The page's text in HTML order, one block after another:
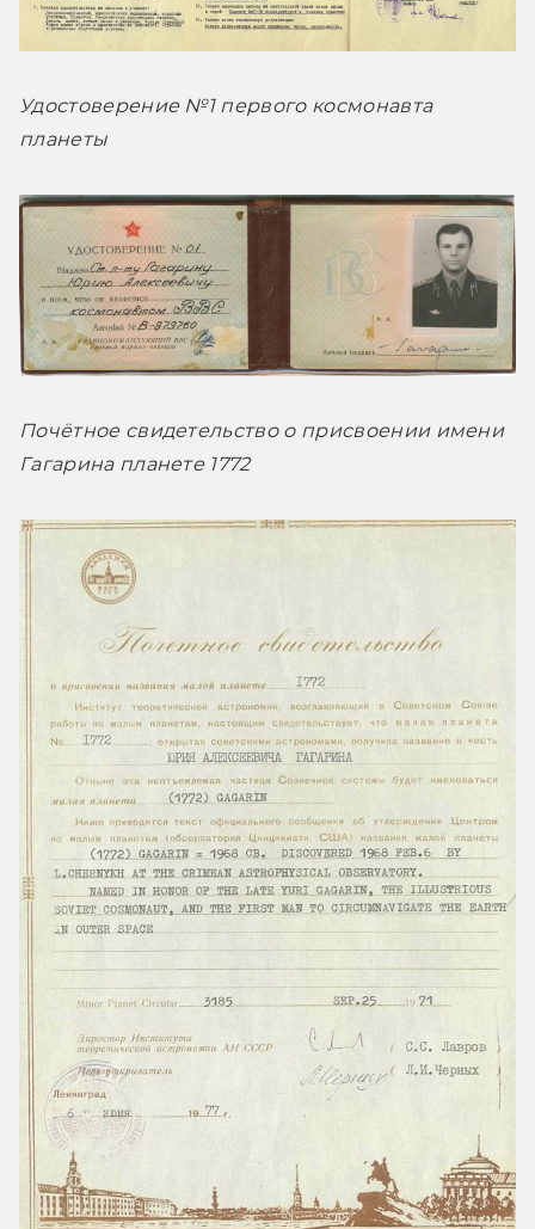
Удостоверение №1 первого космонавта
планеты
Почётное свидетельство о присвоении имени
Гагарина планете 1772